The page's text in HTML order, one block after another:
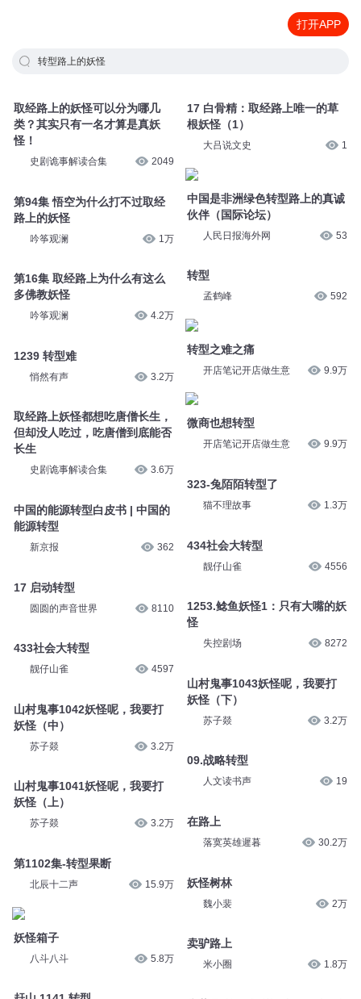
打开APP
转型路上的妖怪
取经路上的妖怪可以分为哪几
类？其实只有一名才算是真妖
怪！
史剧诡事解读合集 2049
第94集 悟空为什么打不过取经
路上的妖怪
吟筝观澜 1万
第16集 取经路上为什么有这么
多佛教妖怪
吟筝观澜 4.2万
1239 转型难
悄然有声 3.2万
取经路上妖怪都想吃唐僧长生，
但却没人吃过，吃唐僧到底能否
长生
史剧诡事解读合集 3.6万
中国的能源转型白皮书 | 中国的
能源转型
新京报 362
17 启动转型
圆圆的声音世界 8110
433社会大转型
靓仔山雀 4597
山村鬼事1042妖怪呢，我要打
妖怪（中）
苏子燚 3.2万
山村鬼事1041妖怪呢，我要打
妖怪（上）
苏子燚 3.2万
第1102集-转型果断
北辰十二声 15.9万
妖怪箱子
八斗八斗 5.8万
17 白骨精：取经路上唯一的草
根妖怪（1）
大吕说文史 1
中国是非洲绿色转型路上的真诚
伙伴（国际论坛）
人民日报海外网 53
转型
孟鹤峰 592
转型之难之痛
开店笔记开店做生意 9.9万
微商也想转型
开店笔记开店做生意 9.9万
323-兔陌陌转型了
猫不理故事 1.3万
434社会大转型
靓仔山雀 4556
1253.鲶鱼妖怪1：只有大嘴的妖
怪
失控剧场 8272
山村鬼事1043妖怪呢，我要打
妖怪（下）
苏子燚 3.2万
09.战略转型
人文读书声 19
在路上
落寞英雄遲暮 30.2万
妖怪树林
魏小裴 2万
卖驴路上
米小圈 1.8万